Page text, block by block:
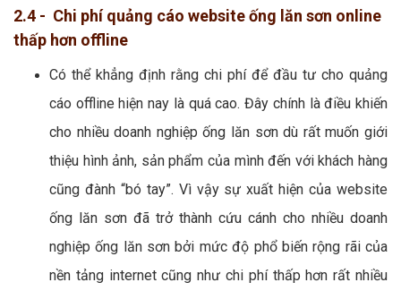
2.4 - Chi phí quảng cáo website ống lăn sơn online
thấp hơn offline
Có thể khẳng định rằng chi phí để đầu tư cho quảng
cáo offline hiện nay là quá cao. Đây chính là điều khiến
cho nhiều doanh nghiệp ống lăn sơn dù rất muốn giới
thiệu hình ảnh, sản phẩm của mình đến với khách hàng
cũng đành “bó tay”. Vì vậy sự xuất hiện của website
ống lăn sơn đã trở thành cứu cánh cho nhiều doanh
nghiệp ống lăn sơn bởi mức độ phổ biến rộng rãi của
nền tảng internet cũng như chi phí thấp hơn rất nhiều